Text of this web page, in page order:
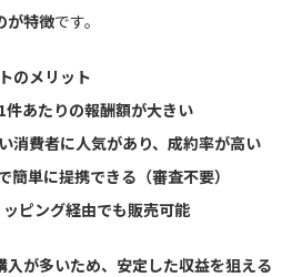
が特徴です。
のメリット
あたりの報酬額が大きい
消費者に人気があり、成約率が高い
簡単に提携できる（審査不要）
ピング経由でも販売可能
入が多いため、安定した収益を狙える